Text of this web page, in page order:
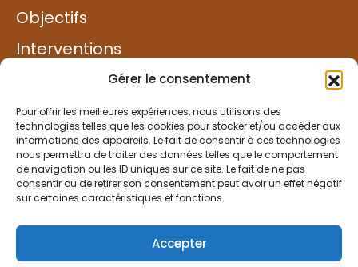
Gérer le consentement
Pour offrir les meilleures expériences, nous utilisons des
technologies telles que les cookies pour stocker et/ou accéder aux
informations des appareils. Le fait de consentir à ces technologies
nous permettra de traiter des données telles que le comportement
de navigation ou les ID uniques sur ce site. Le fait de ne pas
consentir ou de retirer son consentement peut avoir un effet négatif
sur certaines caractéristiques et fonctions.
Accepter
Objectifs
Interventions
Exemples de projets
Solidarité
Faire un don
Mentions légales